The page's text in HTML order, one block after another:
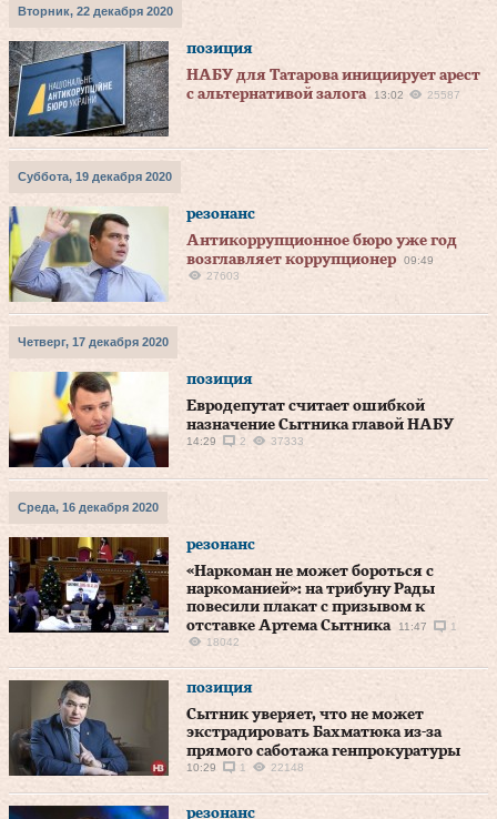
Вторник, 22 декабря 2020
позиция
НАБУ для Татарова инициирует арест
с альтернативой залога
13:02 25587
Суббота, 19 декабря 2020
резонанс
Антикоррупционное бюро уже год
возглавляет коррупционер
09:49
27603
Четверг, 17 декабря 2020
позиция
Евродепутат считает ошибкой
назначение Сытника главой НАБУ
14:29 2 37333
Среда, 16 декабря 2020
резонанс
«Наркоман не может бороться с
наркоманией»: на трибуну Рады
повесили плакат с призывом к
отставке Артема Сытника
11:47
1
18042
позиция
Сытник уверяет, что не может
экстрадировать Бахматюка из-за
прямого саботажа генпрокуратуры
10:29 1 22148
резонанс